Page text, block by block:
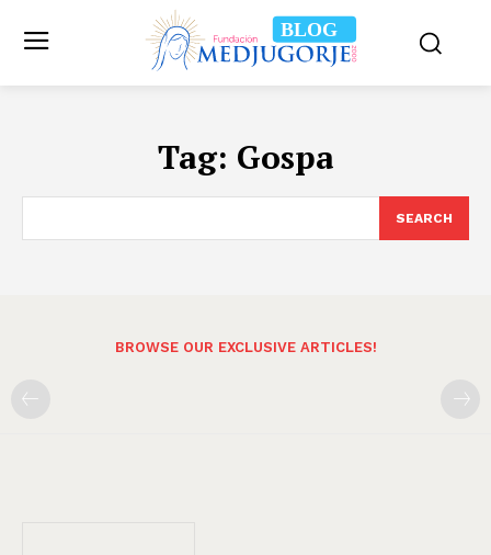
BLOG
Tag: Gospa
SEARCH
BROWSE OUR EXCLUSIVE ARTICLES!